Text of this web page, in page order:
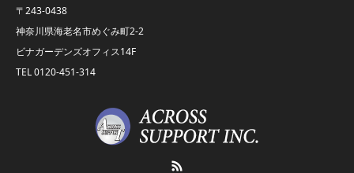
〒243-0438
神奈川県海老名市めぐみ町2-2
ビナガーデンズオフィス14F
TEL0120-451-314